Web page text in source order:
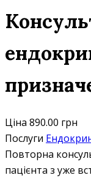
Ціна 890.00 грн
Послуги
Повторна
пацієнта з уже